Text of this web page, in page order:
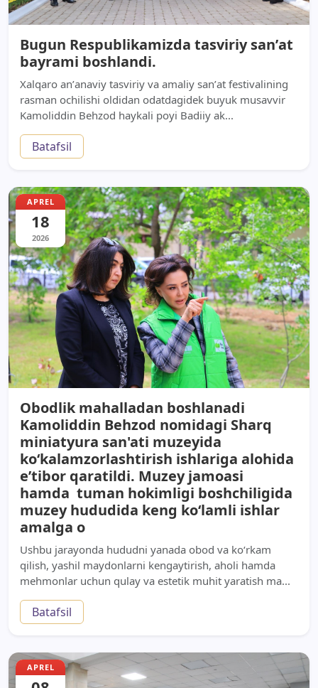
Bugun Respublikamizda tasviriy sanʼat
bayrami boshlandi.
Xalqaro anʼanaviy tasviriy va amaliy sanʼat festivalining
rasman ochilishi oldidan odatdagidek buyuk musavvir
Kamoliddin Behzod haykali poyi Badiiy ak...
Batafsil
APREL
18
2026
Obodlik mahalladan boshlanadi
Kamoliddin Behzod nomidagi Sharq
miniatyura san'ati muzeyida
ko‘kalamzorlashtirish ishlariga alohida
e’tibor qaratildi. Muzey jamoasi
hamda tuman hokimligi boshchiligida
muzey hududida keng ko‘lamli ishlar
amalga o
Ushbu jarayonda hududni yanada obod va ko‘rkam
qilish, yashil maydonlarni kengaytirish, aholi hamda
mehmonlar uchun qulay va estetik muhit yaratish ma...
Batafsil
APREL